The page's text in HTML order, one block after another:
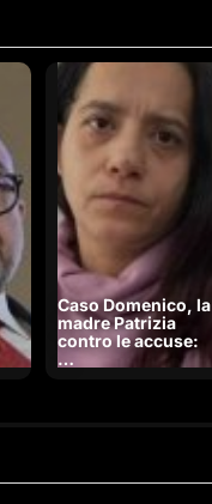
Caso Domenico, la
madre Patrizia
contro le accuse:
…